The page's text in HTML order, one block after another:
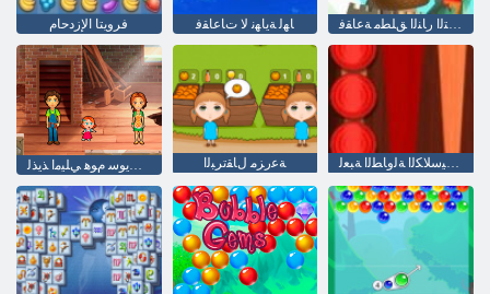
فرويتا الإزدحام ﺎﻬﻟ ﺔﻳﺎﻬﻧ ﻻ ﺕﺎﻋﺎﻘﻓ ﺎﻬﻟ ﺔﻳﺎﻬﻧ ﻻ ﻲﺘﻟﺍ ﺭﺎﻨﻟﺍ ﻖﻠﻄﻣ ﺔﻋﺎﻘﻓ
ﺔﻋﺭﺰﻣ ﻝﺎﻘﺗﺮﺒﻟﺍ ﺔﻴﻜﻴﺳﻼ ﻜﻟﺍ ﺔﻟﻭﺎﻄﻟﺍ ﺔﺒﻌﻟ